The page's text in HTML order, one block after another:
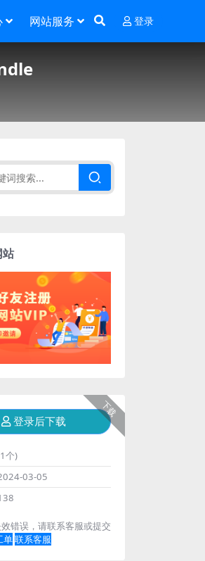
网站服务 登录
下载
登录后下载
个)
03-05
错误，请联系客服或提交
单联系客服